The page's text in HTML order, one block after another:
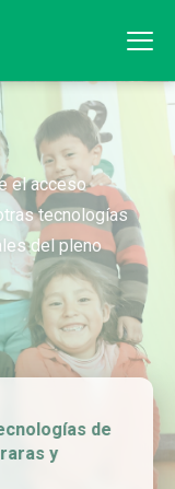
el acceso
tecnologías
del pleno
de
y